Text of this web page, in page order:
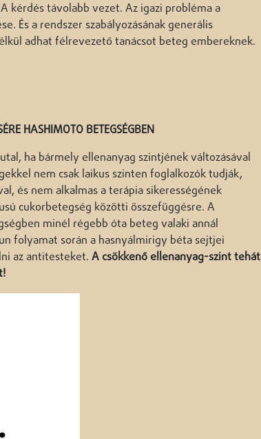
kérdés távolabb vezet. Az igazi probléma a
És a rendszer szabályozásának generális
adhat félrevezető tanácsot beteg embereknek.
HASHIMOTO BETEGSÉGBEN
ha bármely ellenanyag szintjének változásával
nem csak laikus szinten foglalkozók tudják,
és nem alkalmas a terápia sikerességének
cukorbetegség közötti összefüggésre. A
minél régebb óta beteg valaki annál
folyamat során a hasnyálmirigy béta sejtjei
az antitesteket. A csökkenő ellenanyag-szint tehát